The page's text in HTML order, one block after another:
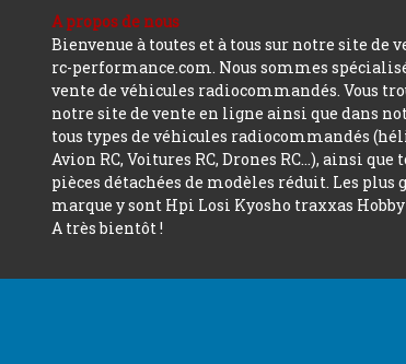
A propos de nous
Bienvenue à toutes et à tous sur notre site de
rc-performance.com. Nous sommes
vente de véhicules radiocommandés. Vous
notre site de vente en ligne ainsi que dans
tous types de véhicules radiocommandés
Avion RC, Voitures RC, Drones RC…), ainsi que
pièces détachées de modèles réduit. Les plus
marque y sont Hpi Losi Kyosho traxxas
A très bientôt !